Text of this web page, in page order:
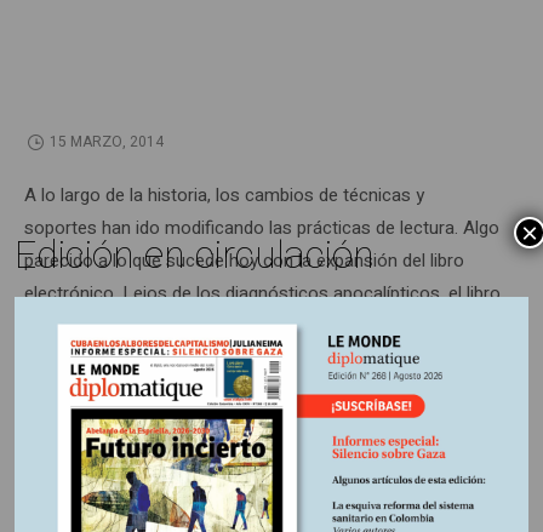
15 MARZO, 2014
A lo largo de la historia, los cambios de técnicas y
soportes han ido modificando las prácticas de lectura. Algo
parecido a lo que sucede hoy con la expansión del libro
electrónico. Lejos de los diagnósticos apocalípticos, el libro
en papel no está –aún– en vías de desaparición; el acto de
leer, en cambio, sufre transformaciones profundas.
Información adicional
Edición en circulación ×